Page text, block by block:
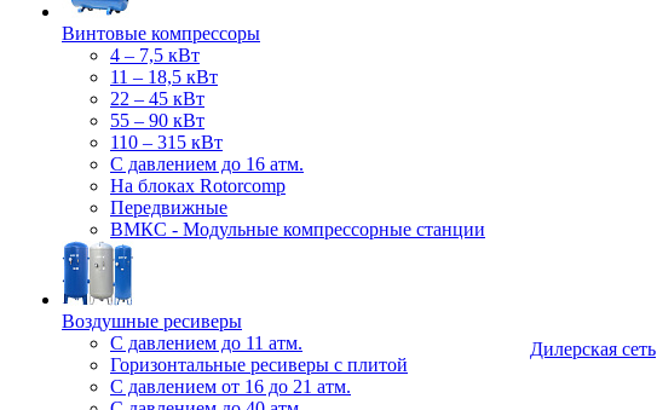
Винтовые компрессоры
4 – 7,5 кВт
11 – 18,5 кВт
22 – 45 кВт
55 – 90 кВт
110 – 315 кВт
С давлением до 16 атм.
На блоках Rotorcomp
Передвижные
ВМКС - Модульные компрессорные станции
Воздушные ресиверы
С давлением до 11 атм.
Горизонтальные ресиверы с плитой
С давлением от 16 до 21 атм.
Дилерская сеть